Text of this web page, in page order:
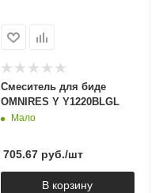
Смеситель для биде
OMNIRES Y Y1220BLGL
Мало
705.67руб./шт
В корзину